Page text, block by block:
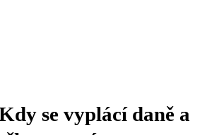
se vyplácí daně a